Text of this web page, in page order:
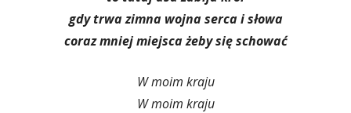
gdy trwa zimna wojna serca i słowa
coraz mniej miejsca żeby się schować
W moim kraju
W moim kraju